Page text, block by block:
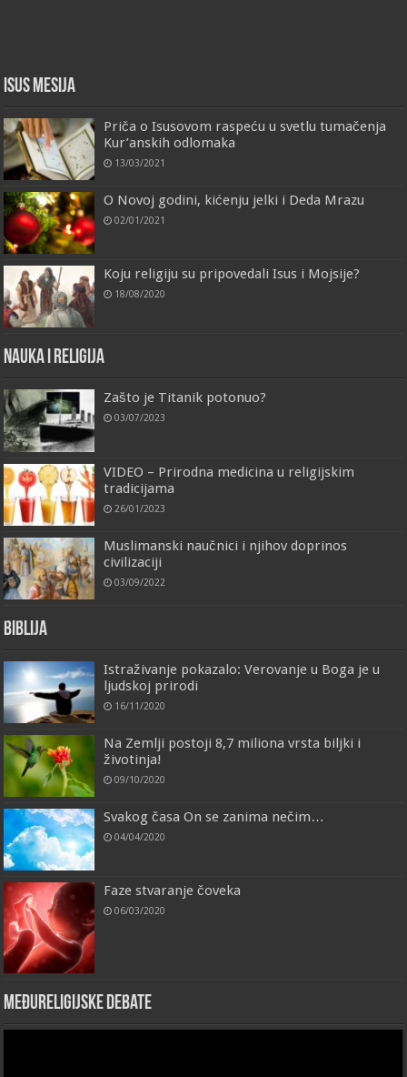
Isus Mesija
Priča o Isusovom raspeću u svetlu tumačenja
Kur’anskih odlomaka
13/03/2021
O Novoj godini, kićenju jelki i Deda Mrazu
02/01/2021
Koju religiju su pripovedali Isus i Mojsije?
18/08/2020
Nauka i religija
Zašto je Titanik potonuo?
03/07/2023
VIDEO – Prirodna medicina u religijskim
tradicijama
26/01/2023
Muslimanski naučnici i njihov doprinos
civilizaciji
03/09/2022
Biblija
Istraživanje pokazalo: Verovanje u Boga je u
ljudskoj prirodi
16/11/2020
Na Zemlji postoji 8,7 miliona vrsta biljki i
životinja!
09/10/2020
Svakog časa On se zanima nečim…
04/04/2020
Faze stvaranje čoveka
06/03/2020
Međureligijske debate